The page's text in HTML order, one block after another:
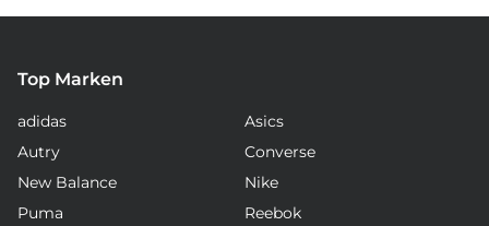
Top Marken
adidas
Asics
Autry
Converse
New Balance
Nike
Puma
Reebok